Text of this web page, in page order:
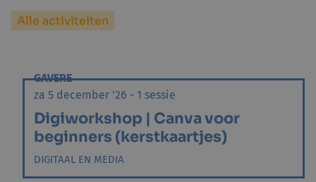
Alle activiteiten
GAVERE
za 5 december '26 - 1 sessie
Digiworkshop | Canva voor
beginners (kerstkaartjes)
DIGITAAL EN MEDIA